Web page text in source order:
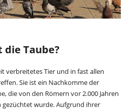
Taube?
verbreitetes Tier und in fast allen
Sie ist ein Nachkomme der
die von den Römern vor 2.000 Jahren
gezüchtet wurde. Aufgrund ihrer